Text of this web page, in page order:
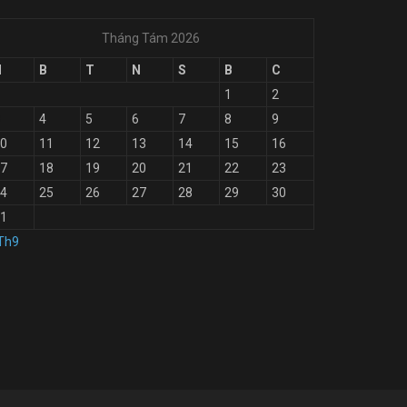
Tháng Tám 2026
B T N S B
C
1
2
4 5 6 7 8
9
11 12 13 14 15
16
18 19 20 21 22
23
25 26 27 28 29
30